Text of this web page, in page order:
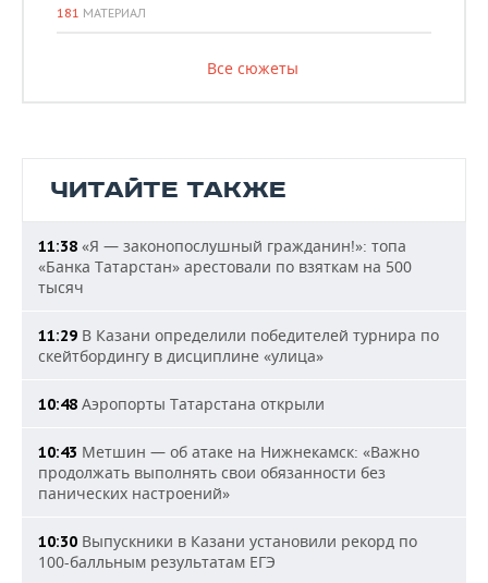
181 МАТЕРИАЛ
Все сюжеты
ЧИТАЙТЕ ТАКЖЕ
11:38 «Я — законопослушный гражданин!»: топа
«Банка Татарстан» арестовали по взяткам на 500
тысяч
11:29 В Казани определили победителей турнира по
скейтбордингу в дисциплине «улица»
10:48 Аэропорты Татарстана открыли
10:43 Метшин — об атаке на Нижнекамск: «Важно
продолжать выполнять свои обязанности без
панических настроений»
10:30 Выпускники в Казани установили рекорд по
100-балльным результатам ЕГЭ